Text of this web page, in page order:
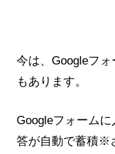
今は、Googleフ
もあります。
Googleフォーム
答が自動で蓄積※